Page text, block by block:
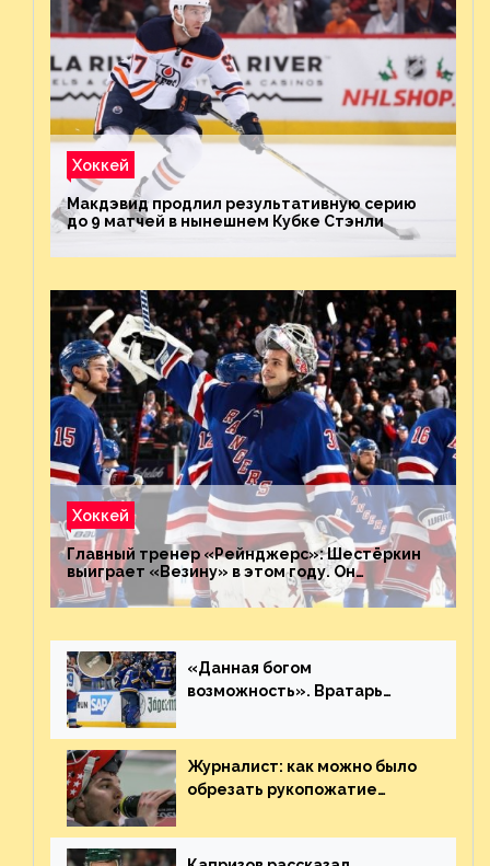
Хоккей
Макдэвид продлил результативную серию
до 9 матчей в нынешнем Кубке Стэнли
Хоккей
Главный тренер «Рейнджерс»: Шестёркин
выиграет «Везину» в этом году. Он
невероятен
«Данная богом
возможность». Вратарь
броске бутылкой в Кадри
Журналист: как можно было
обрезать рукопожатие
Плохая работа, ESPN